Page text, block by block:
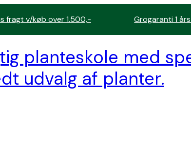
fragt v/køb over 1.500,- Grogaranti 1
planteskole med
udvalg af planter.